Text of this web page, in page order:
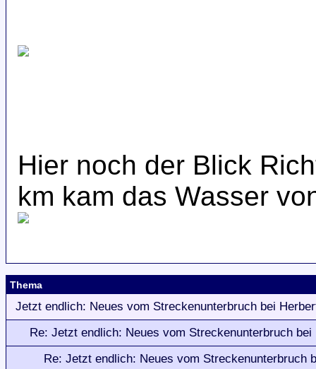
Hier noch der Blick
km kam das Wasser
Thema
Jetzt endlich: Neues vom Streckenunterbruch bei
Re: Jetzt endlich: Neues vom Streckenunterbruch bei
Re: Jetzt endlich: Neues vom Streckenunterbruch